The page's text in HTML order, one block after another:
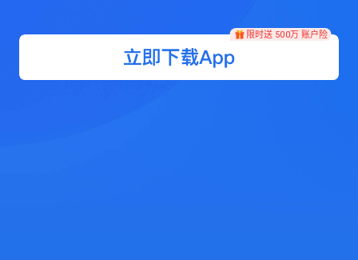
限时送 500万 账户险
限时送 500万 账户险